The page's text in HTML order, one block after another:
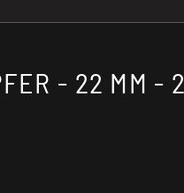
- 22 MM - 2